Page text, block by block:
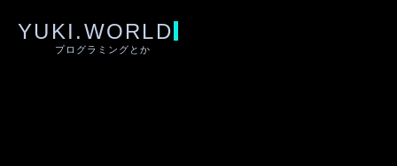
YUKI.WORLD
プログラミングとか